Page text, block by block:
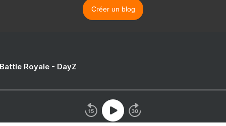
Créer un blog
Royale - DayZ